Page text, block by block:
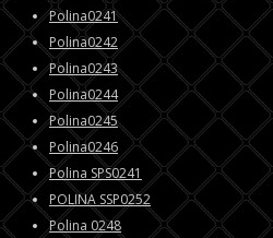
Polina0241
Polina0242
Polina0243
Polina0244
Polina0245
Polina0246
Polina SPS0241
POLINA SSP0252
Polina 0248